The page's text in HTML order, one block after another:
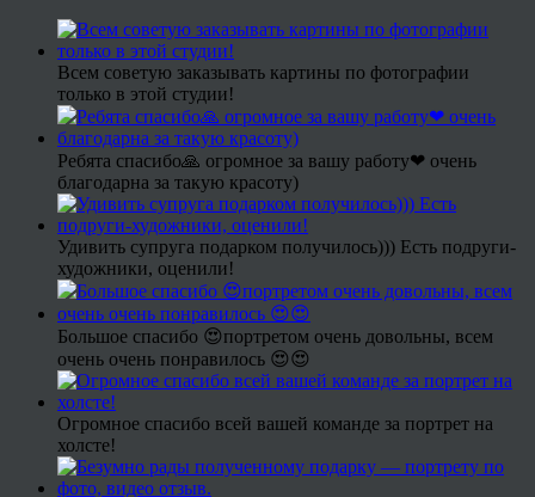
Всем советую заказывать картины по фотографии
только в этой студии!
Ребята спасибо🙏 огромное за вашу работу❤ очень
благодарна за такую красоту)
Удивить супруга подарком получилось))) Есть подруги-
художники, оценили!
Большое спасибо 😍портретом очень довольны, всем
очень очень понравилось 😍😍
Огромное спасибо всей вашей команде за портрет на
холсте!